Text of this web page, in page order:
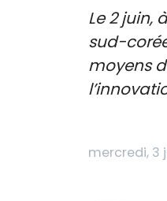
Le 2 juin,
sud-
moyens
mercredi, 3